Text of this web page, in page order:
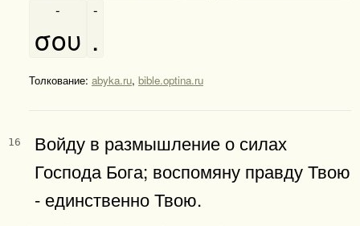
σου
-
.
-
Толкование: abyka.ru, bible.optina.ru
16
Войду в размышление о силах
Господа Бога; воспомяну правду Твою
- единственно Твою.